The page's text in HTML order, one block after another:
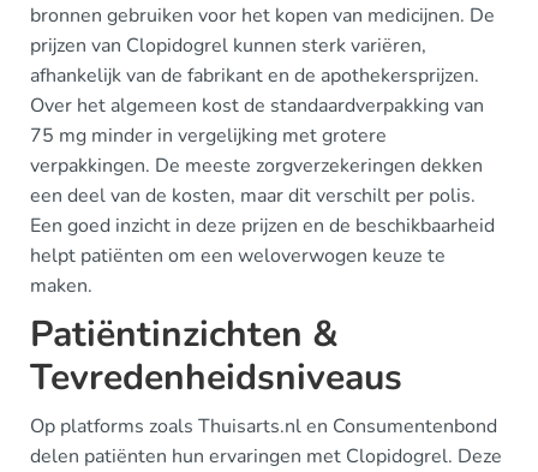
bronnen gebruiken voor het kopen van medicijnen. De
prijzen van Clopidogrel kunnen sterk variëren,
afhankelijk van de fabrikant en de apothekersprijzen.
Over het algemeen kost de standaardverpakking van
75 mg minder in vergelijking met grotere
verpakkingen. De meeste zorgverzekeringen dekken
een deel van de kosten, maar dit verschilt per polis.
Een goed inzicht in deze prijzen en de beschikbaarheid
helpt patiënten om een weloverwogen keuze te
maken.
Patiëntinzichten &
Tevredenheidsniveaus
Op platforms zoals Thuisarts.nl en Consumentenbond
delen patiënten hun ervaringen met Clopidogrel. Deze